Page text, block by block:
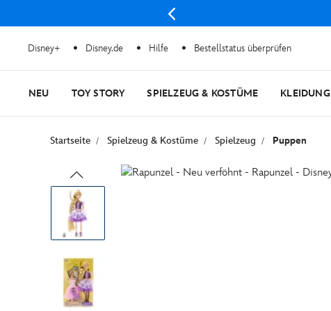
Disney+ Disney.de Hilfe Bestellstatus überprüfen
NEU TOY STORY SPIELZEUG & KOSTÜME KLEIDUNG
Startseite Spielzeug & Kostüme Spielzeug Puppen